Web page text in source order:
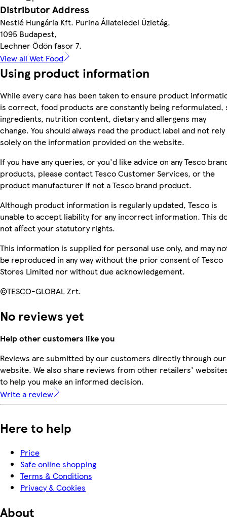
Distributor Address
Nestlé Hungária Kft. Purina Állateledel Üzletág,
1095 Budapest,
Lechner Ödön fasor 7.
View all Wet Food
Using product information
While every care has been taken to ensure product
is correct, food products are constantly being reformulated,
ingredients, nutrition content, dietary and allergens may
change. You should always read the product label and not rely
solely on the information provided on the website.
If you have any queries, or you'd like advice on any Tesco
products, please contact Tesco Customer Services, or the
product manufacturer if not a Tesco brand product.
Although product information is regularly updated, Tesco is
unable to accept liability for any incorrect information. This
not affect your statutory rights.
This information is supplied for personal use only, and may
be reproduced in any way without the prior consent of Tesco
Stores Limited nor without due acknowledgement.
©TESCO-GLOBAL Zrt.
No reviews yet
Help other customers like you
Reviews are submitted by our customers directly through our
website. We also share reviews from other retailers'
to help you make an informed decision.
Write a review
Here to help
Price
Safe online shopping
Terms & Conditions
Privacy & Cookies
About